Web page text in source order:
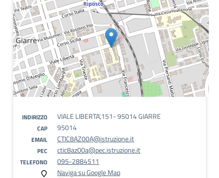
INDIRIZZO VIALE LIBERTA',151- 95014 GIARRE
CAP 95014
EMAIL CTIC8AZ00A@istruzione.it
PEC ctic8az00a@pec.istruzione.it
TELEFONO
095-2884511
Naviga su Google Map